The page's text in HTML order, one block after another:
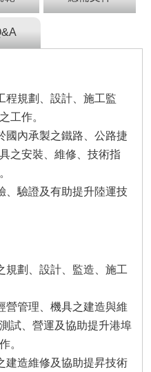
程規劃、設計、施工監
工作。
國內承製之鐵路、公路捷
之安裝、維修、技術指
、驗證及有助提升陸運技
規劃、設計、監造、施工
營管理、機具之建造與維
試、營運及協助提升港埠
。
建造維修及協助提昇技術